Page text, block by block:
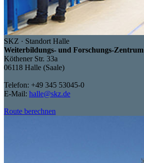
SKZ · Standort Halle
Weiterbildungs- und Forschungs-Zentrum
Köthener Str. 33a
06118 Halle (Saale)
Telefon: +49 345 53045-0
E-Mail: halle@skz.de
Route berechnen